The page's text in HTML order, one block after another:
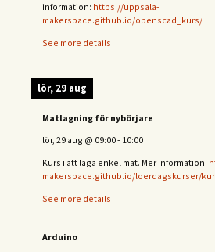
information: https://uppsala-
makerspace.github.io/openscad_kurs/
See more details
lör, 29 aug
Matlagning för nybörjare
lör, 29 aug @ 09:00- 10:00
Kurs i att laga enkel mat. Mer information:
makerspace.github.io/loerdagskurser/
See more details
Arduino